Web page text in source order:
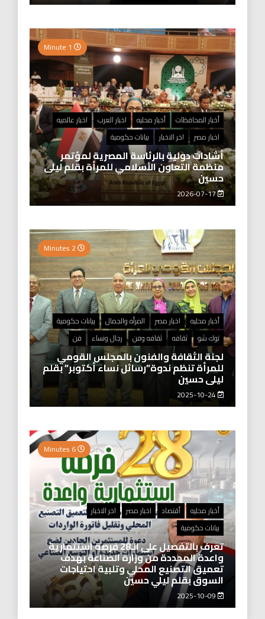
أخبار المحافظات أخبار محليه اخبار العرب
اخبار عالميه
اخبار مصر
اخر الاخبار بيانات حكومية
أشادات دولية بالرئاسة المصرية لمؤتمر
منظمة التعاون الأسلامي للمرأة بقلم ليلى
حسين
2026-07-17
أخبار محليه اخبار مصر المرأه والجمال
بيانات حكومية
توك شو
ثقافه ثقافه وفن رجال ونساء فن
لجنة الثقافة والفنون بالمجلس القومي
للمرأة تنظم ندوة”رسائل نساء أكتوبر” بقلم
ليلى حسين
أخبار محليه أقتصاد اخبار مصر
اخر الاخبار
بيانات حكومية
تعرف بالتفصيل على الـ28 فرصة استثمارية
واعدة المحددة من وزارة الصناعة بهدف
تعميق التصنيع المحلي وتلبية احتياجات
السوق بقلم ليلي حسين